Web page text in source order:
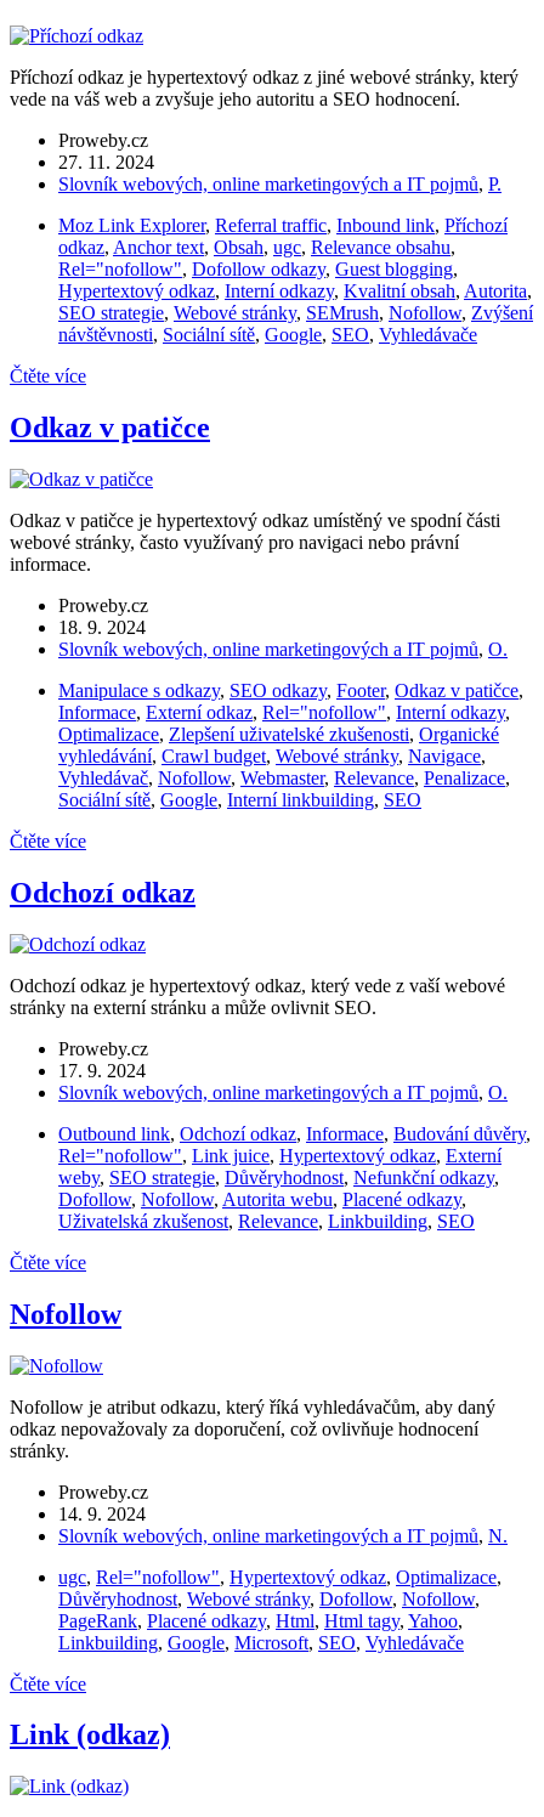
Příchozí odkaz je hypertextový odkaz z jiné webové stránky, který
vede na váš web a zvyšuje jeho autoritu a SEO hodnocení.
Proweby.cz
27. 11. 2024
Slovník webových, online marketingových a IT pojmů, P.
Moz Link Explorer, Referral traffic, Inbound link, Příchozí
odkaz, Anchor text, Obsah, ugc, Relevance obsahu,
Rel="nofollow", Dofollow odkazy, Guest blogging,
Hypertextový odkaz, Interní odkazy, Kvalitní obsah, Autorita,
SEO strategie, Webové stránky, SEMrush, Nofollow, Zvýšení
návštěvnosti, Sociální sítě, Google, SEO, Vyhledávače
Čtěte více
Odkaz v patičce
Odkaz v patičce je hypertextový odkaz umístěný ve spodní části
webové stránky, často využívaný pro navigaci nebo právní
informace.
Proweby.cz
18. 9. 2024
Slovník webových, online marketingových a IT pojmů, O.
Manipulace s odkazy, SEO odkazy, Footer, Odkaz v patičce,
Informace, Externí odkaz, Rel="nofollow", Interní odkazy,
Optimalizace, Zlepšení uživatelské zkušenosti, Organické
vyhledávání, Crawl budget, Webové stránky, Navigace,
Vyhledávač, Nofollow, Webmaster, Relevance, Penalizace,
Sociální sítě, Google, Interní linkbuilding, SEO
Čtěte více
Odchozí odkaz
Odchozí odkaz je hypertextový odkaz, který vede z vaší webové
stránky na externí stránku a může ovlivnit SEO.
Proweby.cz
17. 9. 2024
Slovník webových, online marketingových a IT pojmů, O.
Outbound link, Odchozí odkaz, Informace, Budování důvěry,
Rel="nofollow", Link juice, Hypertextový odkaz, Externí
weby, SEO strategie, Důvěryhodnost, Nefunkční odkazy,
Dofollow, Nofollow, Autorita webu, Placené odkazy,
Uživatelská zkušenost, Relevance, Linkbuilding, SEO
Čtěte více
Nofollow
Nofollow je atribut odkazu, který říká vyhledávačům, aby daný
odkaz nepovažovaly za doporučení, což ovlivňuje hodnocení
stránky.
Proweby.cz
14. 9. 2024
Slovník webových, online marketingových a IT pojmů, N.
ugc, Rel="nofollow", Hypertextový odkaz, Optimalizace,
Důvěryhodnost, Webové stránky, Dofollow, Nofollow,
PageRank, Placené odkazy, Html, Html tagy, Yahoo,
Linkbuilding, Google, Microsoft, SEO, Vyhledávače
Čtěte více
Link (odkaz)